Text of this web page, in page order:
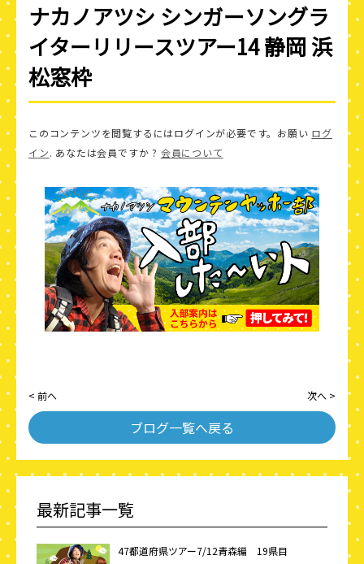
ナカノアツシ シンガーソングラ
イターリリースツアー14 静岡 浜
松窓枠
このコンテンツを閲覧するにはログインが必要です。お願い ログ
イン. あなたは会員ですか ? 会員について
< 前へ
ブログ一覧へ戻る
次へ >
最新記事一覧
47都道府県ツアー7/12青森編 19県目